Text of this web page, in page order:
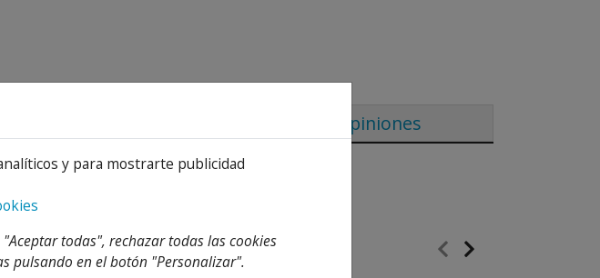
Opiniones
y para mostrarte publicidad
todas", rechazar todas las cookies
pulsando en el botón "Personalizar".